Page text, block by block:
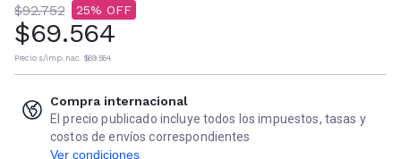
$92.752 25
$69.564
Precio s/imp. nac. $69.564
Compra internacional
El precio publicado incluye todos los impuestos, tasas y
costos de envíos correspondientes
Ver condiciones